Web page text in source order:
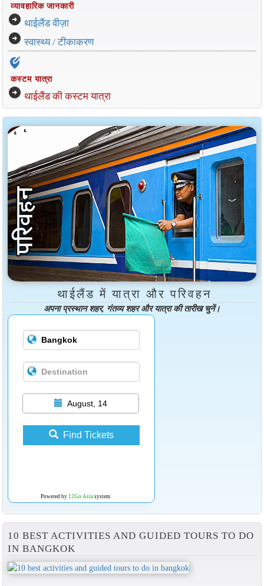
व्यावहारिक जानकारी
arrow_circle_right थाईलैंड वीज़ा
arrow_circle_right स्वास्थ्य / टीकाकरण
edit_location_alt
कस्टम यात्रा
arrow_circle_right थाईलैंड की कस्टम यात्रा
थाईलैंड में यात्रा और परिवहन
अपना प्रस्थान शहर, गंतव्य शहर और यात्रा की तारीख चुनें।
August, 14
Find Tickets
Powered by 12Go Asiasystem
10 BEST ACTIVITIES AND GUIDED TOURS TO DO
IN BANGKOK